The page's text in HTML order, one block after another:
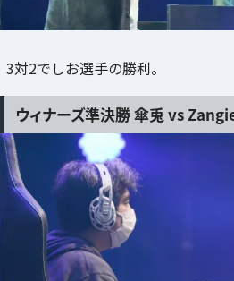
3対2でしお選手の勝利。
ウィナーズ準決勝 傘兎 vs